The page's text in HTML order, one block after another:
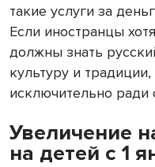
такие услуги за
Если иностранцы
должны знать
культуру и
исключительно ради
Увеличение
на детей с 1